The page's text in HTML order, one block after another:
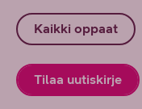
Kaikki oppaat
Tilaa uutiskirje